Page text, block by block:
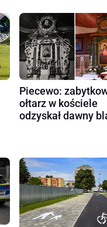
Piecewo:
ołtarz w kościele
odzyskał dawny